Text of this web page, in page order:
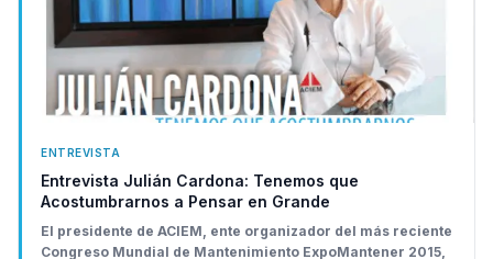
ENTREVISTA
Entrevista Julián Cardona: Tenemos que
Acostumbrarnos a Pensar en Grande
El presidente de ACIEM, ente organizador del más reciente
Congreso Mundial de Mantenimiento ExpoMantener 2015,